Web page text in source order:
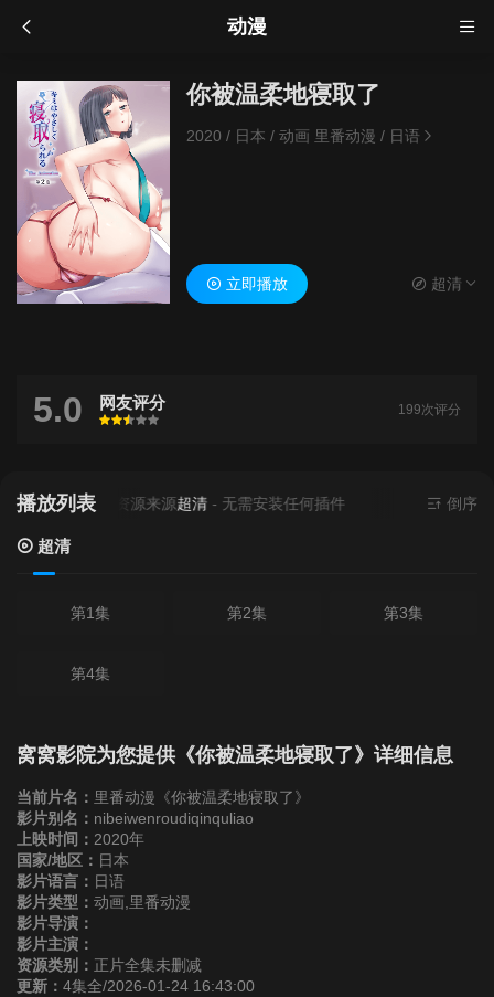
动漫
你被温柔地寝取了
2020 / 日本 / 动画 里番动漫/ 日语
立即播放 超清
5.0 网友评分
很差
较差还行推荐力荐
199次评分
播放列表当前资源来源超清- 无需安装任何插件 倒序
超清
第1集 第2集 第3集
第4集
窝窝影院为您提供《你被温柔地寝取了》详细信息
当前片名： 里番动漫《你被温柔地寝取了》
影片别名： nibeiwenroudiqinquliao
上映时间： 2020年
国家/地区： 日本
影片语言： 日语
影片类型： 动画,里番动漫
影片导演：
影片主演：
资源类别： 正片全集未删减
更新： 4集全/2026-01-24 16:43:00